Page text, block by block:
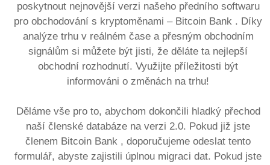
poskytnout nejnovější verzi našeho předního softwaru
pro obchodování s kryptoměnami – Bitcoin Bank . Díky
analýze trhu v reálném čase a přesným obchodním
signálům si můžete být jisti, že děláte ta nejlepší
obchodní rozhodnutí. Využijte příležitosti být
informováni o změnách na trhu!
Děláme vše pro to, abychom dokončili hladký přechod
naší členské databáze na verzi 2.0. Pokud již jste
členem Bitcoin Bank , doporučujeme odeslat tento
formulář, abyste zajistili úplnou migraci dat. Pokud jste